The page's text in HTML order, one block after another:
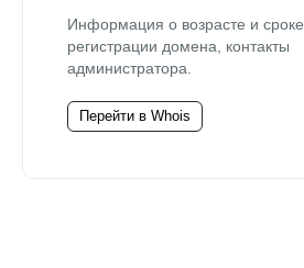
Информация о возрасте и сроке
регистрации домена, контакты
администратора.
Перейти в Whois